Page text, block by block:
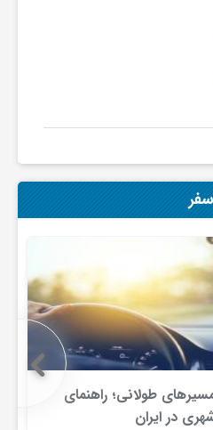
طولانی؛ راهنمای
در ایران